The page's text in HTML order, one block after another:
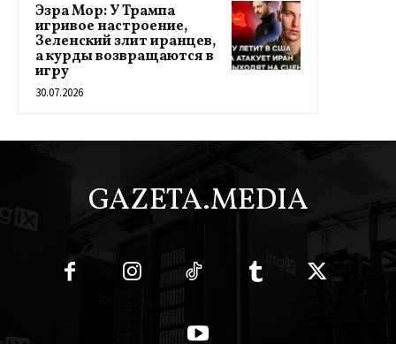
Эзра Мор: У Трампа
игривое настроение,
Зеленский злит иранцев,
а курды возвращаются в
игру
30.07.2026
GAZETA.MEDIA